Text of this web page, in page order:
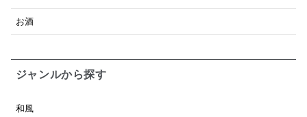
お酒
ジャンルから探す
和風